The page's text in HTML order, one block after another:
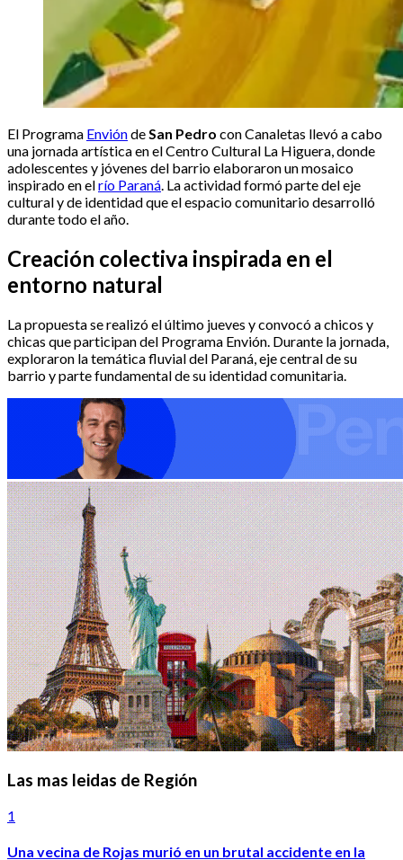
El Programa EnvióndeSan Pedro con Canaletas llevó a cabo
una jornada artística en el Centro Cultural La Higuera, donde
adolescentes y jóvenes del barrio elaboraron un mosaico
inspirado en elrío Paraná. La actividad formó parte del eje
cultural y de identidad que el espacio comunitario desarrolló
durante todo el año.
Creación colectiva inspirada en el
entorno natural
La propuesta se realizó el último jueves y convocó a chicos y
chicas que participan del Programa Envión. Durante la jornada,
exploraron la temática fluvial del Paraná, eje central de su
barrio y parte fundamental de su identidad comunitaria.
Las mas leidas de Región
1
Una vecina de Rojas murió en un brutal accidente en la